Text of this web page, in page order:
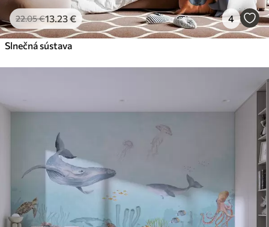
22.05€13.23€ 4
Slnečná sústava